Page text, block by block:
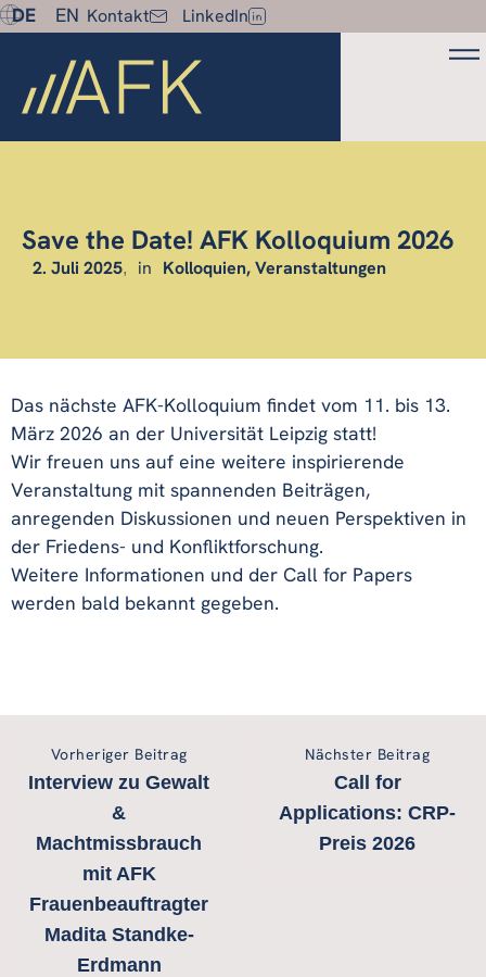
DE EN Kontakt LinkedIn
Save the Date! AFK Kolloquium 2026
2. Juli 2025 in Kolloquien Veranstaltungen
Das nächste AFK-Kolloquium findet vom 11. bis 13.
März 2026 an der Universität Leipzig statt!
Wir freuen uns auf eine weitere inspirierende
Veranstaltung mit spannenden Beiträgen,
anregenden Diskussionen und neuen Perspektiven in
der Friedens- und Konfliktforschung.
Weitere Informationen und der Call for Papers
werden bald bekannt gegeben.
Vorheriger Beitrag
Interview zu Gewalt
&
Machtmissbrauch
mit AFK
Frauenbeauftragter
Madita Standke-
Erdmann
Nächster Beitrag
Call for
Applications: CRP-
Preis 2026